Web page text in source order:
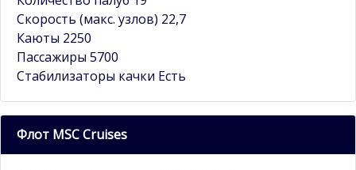
Скорость (макс. узлов) 22,7
Каюты 2250
Пассажиры 5700
Стабилизаторы качки Есть
Флот MSC Cruises